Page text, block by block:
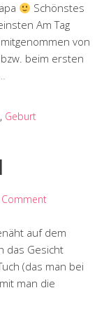
Schönstes
Am Tag
von
beim ersten
, Geburt
Comment
auf dem
das Gesicht
(das man bei
man die